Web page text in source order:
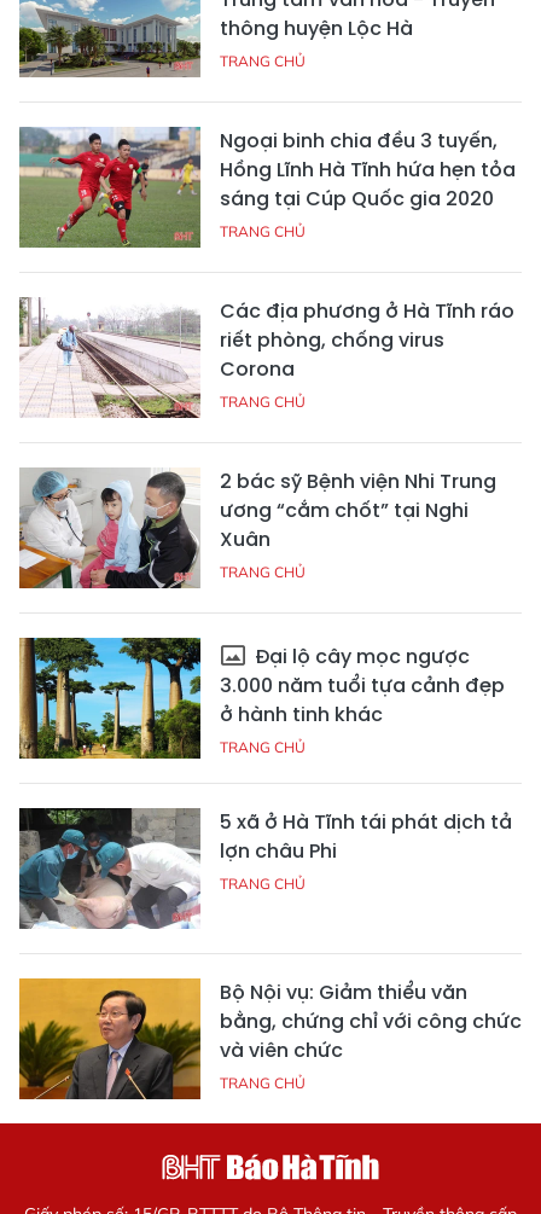
thông huyện Lộc Hà
TRANG CHỦ
Ngoại binh chia đều 3 tuyến,
Hồng Lĩnh Hà Tĩnh hứa hẹn tỏa
sáng tại Cúp Quốc gia 2020
TRANG CHỦ
Các địa phương ở Hà Tĩnh ráo
riết phòng, chống virus
Corona
TRANG CHỦ
2 bác sỹ Bệnh viện Nhi Trung
ương “cắm chốt” tại Nghi
Xuân
TRANG CHỦ
Đại lộ cây mọc ngược
3.000 năm tuổi tựa cảnh đẹp
ở hành tinh khác
TRANG CHỦ
5 xã ở Hà Tĩnh tái phát dịch tả
lợn châu Phi
TRANG CHỦ
Bộ Nội vụ: Giảm thiểu văn
bằng, chứng chỉ với công chức
và viên chức
TRANG CHỦ